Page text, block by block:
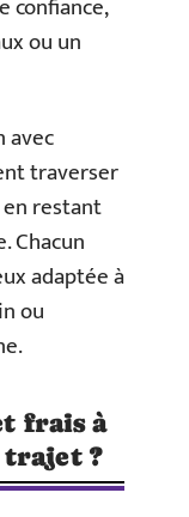
ou un
avec
traverser
restant
Chacun
adaptée à
ou
frais à
?